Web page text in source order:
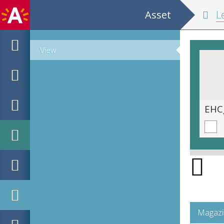
Asset
View
Le